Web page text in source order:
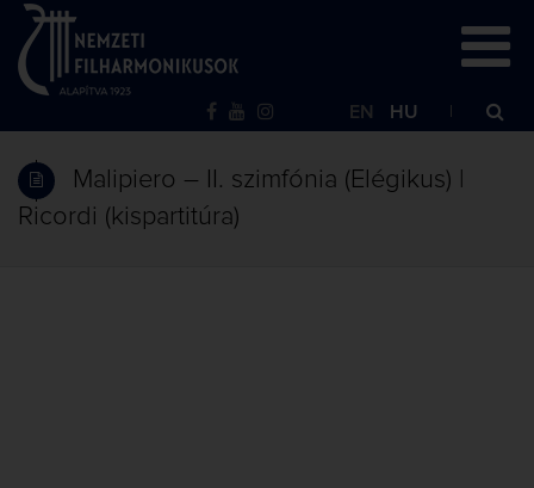
EN HU
Malipiero – II. szimfónia (Elégikus) |
Ricordi (kispartitúra)